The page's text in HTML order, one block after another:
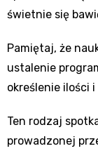
świetnie się
Pamiętaj, że
ustalenie
określenie ilości
Ten rodzaj
prowadzonej